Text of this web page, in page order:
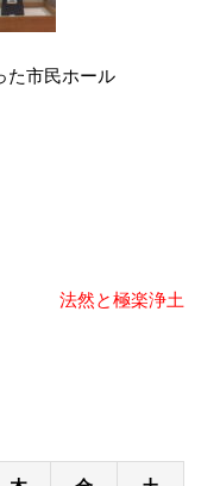
た市民ホール
法然と極楽浄土